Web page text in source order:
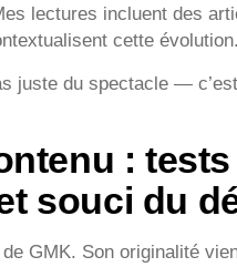
lectures incluent des
cette évolution.
juste du spectacle —
:
souci du
GMK. Son originalité